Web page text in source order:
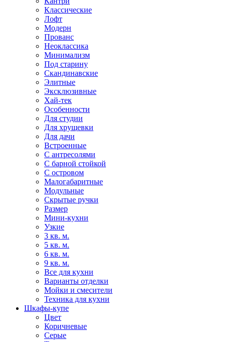
Классические
Лофт
Модерн
Прованс
Неоклассика
Минимализм
Под старину
Скандинавские
Элитные
Эксклюзивные
Хай-тек
Особенности
Для студии
Для хрущевки
Для дачи
Встроенные
С антресолями
С барной стойкой
С островом
Малогабаритные
Модульные
Скрытые ручки
Размер
Мини-кухни
Узкие
3 кв. м.
5 кв. м.
6 кв. м.
9 кв. м.
Все для кухни
Варианты отделки
Мойки и смесители
Техника для кухни
Шкафы-купе
Цвет
Коричневые
Серые